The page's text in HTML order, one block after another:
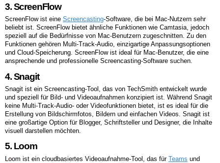
3. ScreenFlow
ScreenFlow ist eine Screencasting-Software, die bei Mac-Nutzern sehr
beliebt ist. ScreenFlow bietet ähnliche Funktionen wie Camtasia, jedoch
speziell auf die Bedürfnisse von Mac-Benutzern zugeschnitten. Zu den
Funktionen gehören Multi-Track-Audio, einzigartige Anpassungsoptionen
und Cloud-Speicherung. ScreenFlow ist ideal für Mac-Benutzer, die eine
ansprechende und professionelle Screencasting-Software suchen.
4. Snagit
Snagit ist ein Screencasting-Tool, das von TechSmith entwickelt wurde
und speziell für Bild- und Videoaufnahmen konzipiert ist. Während Snagit
keine Multi-Track-Audio- oder Videofunktionen bietet, ist es ideal für die
Erstellung von Bildschirmfotos, Bildern und einfachen Videos. Snagit ist
eine großartige Option für Blogger, Schriftsteller und Designer, die Inhalte
visuell darstellen möchten.
5. Loom
Loom ist ein cloudbasiertes Videoaufnahme-Tool, das für Teams und